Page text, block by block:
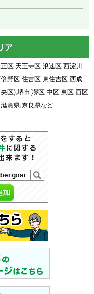
ア
区 天王寺区 浪速区 西淀川
野区 住吉区 東住吉区 西成
区),堺市(堺区 中区 東区 西区
賀県,奈良県など